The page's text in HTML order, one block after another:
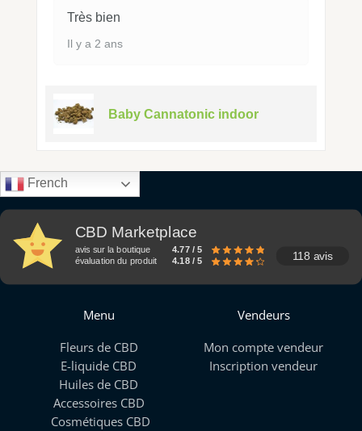
Très bien
Il y a 2 ans
Baby Cannatonic indoor
French
CBD Marketplace
avis sur la boutique
4.77 / 5
évaluation du produit
4.18 / 5 118 avis
Menu
Fleurs de CBD
E-liquide CBD
Huiles de CBD
Accessoires CBD
Cosmétiques CBD
Vendeurs
Mon compte vendeur
Inscription vendeur